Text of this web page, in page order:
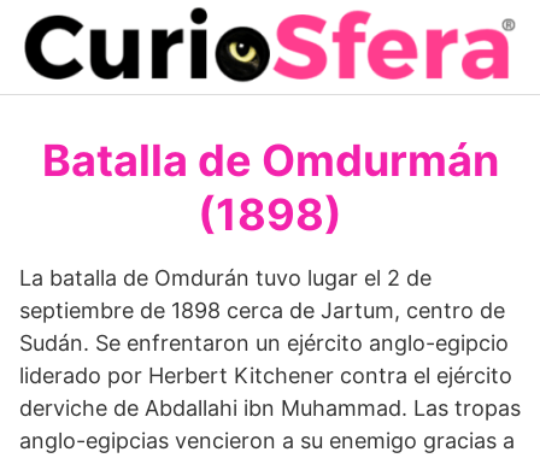
Saltar
contenido
Batalla de Omdurmán
(1898)
La batalla de Omdurán tuvo lugar el 2 de
septiembre de 1898 cerca de Jartum, centro de
Sudán. Se enfrentaron un ejército anglo-egipcio
liderado por Herbert Kitchener contra el ejército
derviche de Abdallahi ibn Muhammad. Las tropas
anglo-egipcias vencieron a su enemigo gracias a